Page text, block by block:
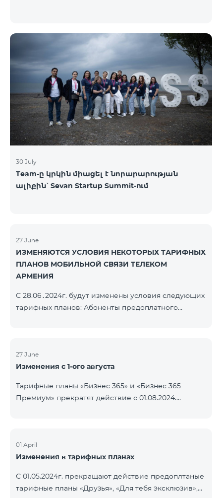
30 July
Team-ը կրկին միացել է նորարարության
ալիքին՝ Sevan Startup Summit-ում
27 June
ИЗМЕНЯЮТСЯ УСЛОВИЯ НЕКОТОРЫХ ТАРИФНЫХ
ПЛАНОВ МОБИЛЬНОЙ СВЯЗИ ТЕЛЕКОМ
АРМЕНИЯ
С 28.06․2024г. будут изменены условия следующих
тарифных планов: Абоненты предоплатного
ГБ вместо прежних 10 ГБ. Ежемесячная плата
останется неизменной. Действующие абоненты
активации пакета. Абоненты предоплатного
тарифного плана «Be Free » получат получат 1000
27 June
Изменения с 1-ого августа
Тарифные планы «Бизнес 365» и «Бизнес 365
Премиум» прекратят действие с 01.08.2024.
01 April
Изменения в тарифных планах
С 01.05.2024г. прекращают действие предоплтаные
тарифные планы «Друзья», «Для тебя эксклюзив»,